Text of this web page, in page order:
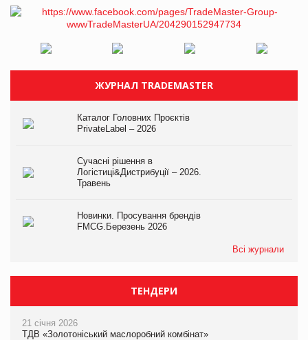
ЖУРНАЛ TRADEMASTER
Каталог Головних Проєктів
PrivateLabel – 2026
Сучасні рішення в
Логістиці&Дистрибуції – 2026.
Травень
Новинки. Просування брендів
FMCG.Березень 2026
Всі журнали
ТЕНДЕРИ
21 січня 2026
ТДВ «Золотоніський маслоробний комбінат»